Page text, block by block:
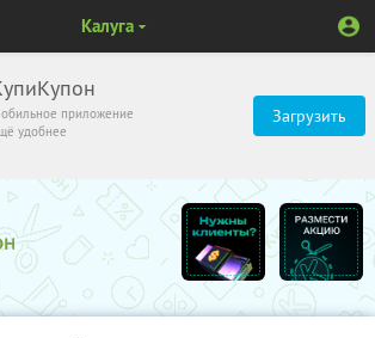
приложение
удобнее
Загрузить
Калуга